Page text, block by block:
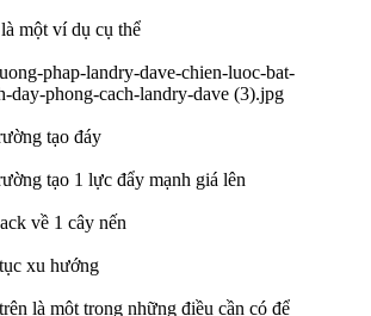
một ví dụ cụ thể
tạo đáy
tạo 1 lực đẩy mạnh giá lên
về 1 cây nến
xu hướng
là một trong những điều cần có để